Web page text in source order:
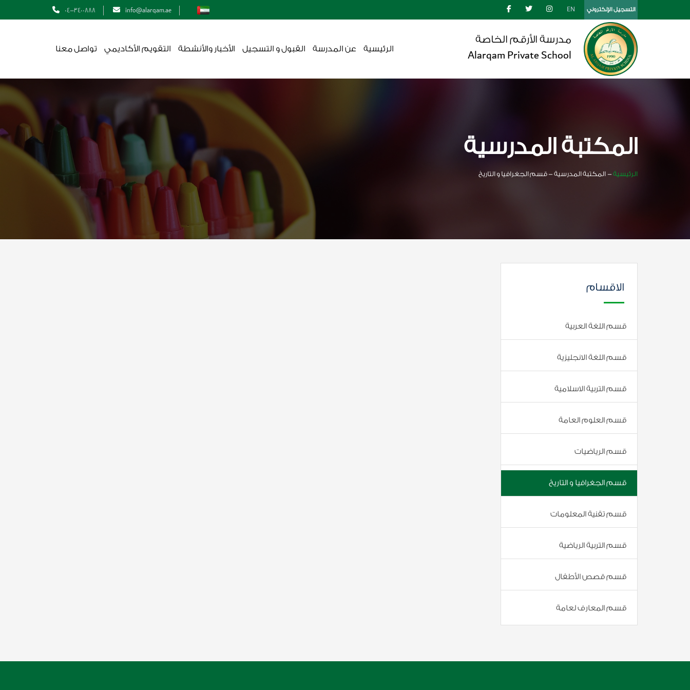
04-3400888 info@alarqam.ae EN التسجيل الإلكتروني
مدرسة الأرقم الخاصة
Alarqam Private School
الرئيسية عن المدرسة القبول و التسجيل الأخبار والأنشطة التقويم الأكاديمي تواصل معنا
المكتبة المدرسية
الرئيسية - المكتبة المدرسية - قسم الجغرافيا و التاريخ
الاقسام
قسم اللغة العربية
قسم اللغة الانجليزية
قسم التربية الاسلامية
قسم العلوم العامة
قسم الرياضيات
قسم الجغرافيا و التاريخ
قسم تقنية المعلومات
قسم التربية الرياضية
قسم قصص الأطفال
قسم المعارف لعامة